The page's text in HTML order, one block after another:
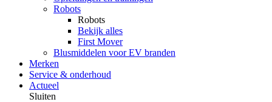
Robots
Robots
Bekijk alles
First Mover
Blusmiddelen voor EV branden
Merken
Service & onderhoud
Actueel
Sluiten